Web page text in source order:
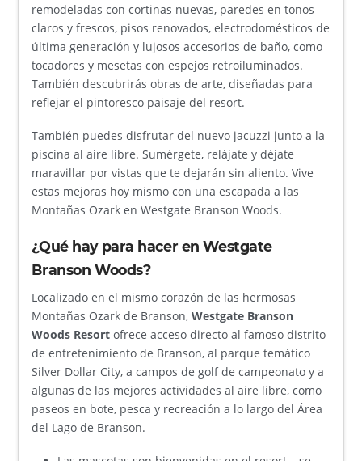
remodeladas con cortinas nuevas, paredes en tonos
claros y frescos, pisos renovados, electrodomésticos de
última generación y lujosos accesorios de baño, como
tocadores y mesetas con espejos retroiluminados.
También descubrirás obras de arte, diseñadas para
reflejar el pintoresco paisaje del resort.
También puedes disfrutar del nuevo jacuzzi junto a la
piscina al aire libre. Sumérgete, relájate y déjate
maravillar por vistas que te dejarán sin aliento. Vive
estas mejoras hoy mismo con una escapada a las
Montañas Ozark en Westgate Branson Woods.
¿Qué hay para hacer en Westgate
Branson Woods?
Localizado en el mismo corazón de las hermosas
Montañas Ozark de Branson,Westgate Branson
Woods Resort ofrece acceso directo al famoso distrito
de entretenimiento de Branson, al parque temático
Silver Dollar City, a campos de golf de campeonato y a
algunas de las mejores actividades al aire libre, como
paseos en bote, pesca y recreación a lo largo del Área
del Lago de Branson.